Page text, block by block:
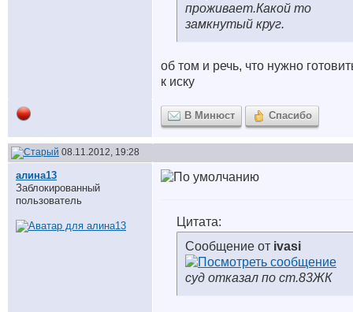
проживает.Какой то
замкнутый круг.
об том и речь, что нужно
к иску
В Минюст Спасибо
08.11.2012, 19:28
алина13
Заблокированный
пользователь
Цитата:
Сообщение от ivasi
суд отказал по ст.83ЖК